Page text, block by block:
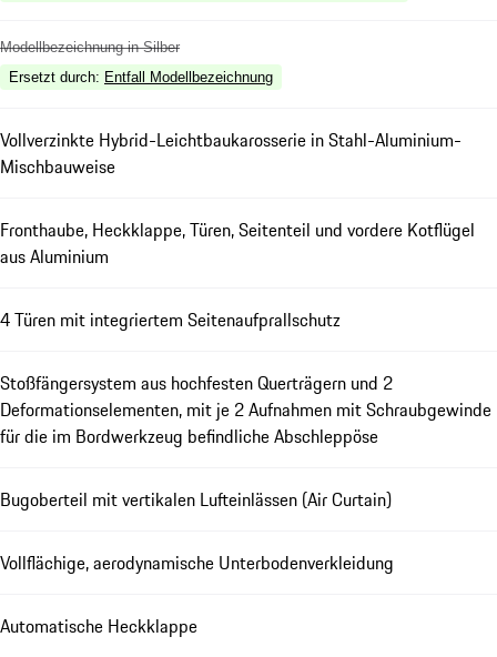
Modellbezeichnung in Silber
Ersetzt durch: Entfall Modellbezeichnung
Vollverzinkte Hybrid-Leichtbaukarosserie in Stahl-Aluminium-
Mischbauweise
Fronthaube, Heckklappe, Türen, Seitenteil und vordere Kotflügel
aus Aluminium
4 Türen mit integriertem Seitenaufprallschutz
Stoßfängersystem aus hochfesten Querträgern und 2
Deformationselementen, mit je 2 Aufnahmen mit Schraubgewinde
für die im Bordwerkzeug befindliche Abschleppöse
Bugoberteil mit vertikalen Lufteinlässen (Air Curtain)
Vollflächige, aerodynamische Unterbodenverkleidung
Automatische Heckklappe